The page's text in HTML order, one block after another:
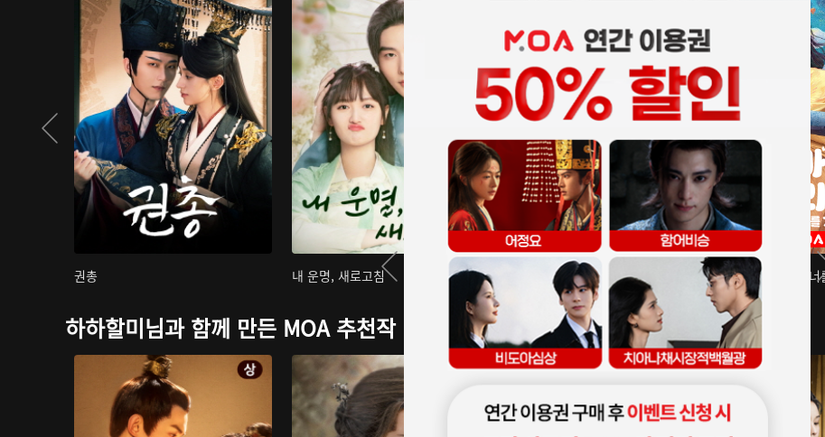
권총 내 운명, 새로고침 아재저리등니 : 너
하하할미님과 함께 만든 MOA 추천작